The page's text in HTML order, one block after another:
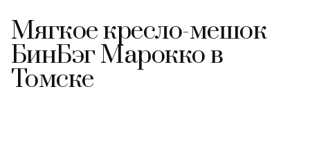
Мягкое кресло-мешок
БинБэг Марокков
Томске